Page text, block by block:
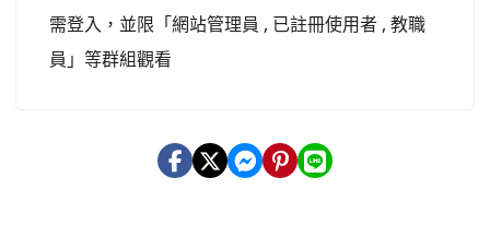
需登入，並限「網站管理員 , 已註冊使用者 , 教職
員」等群組觀看